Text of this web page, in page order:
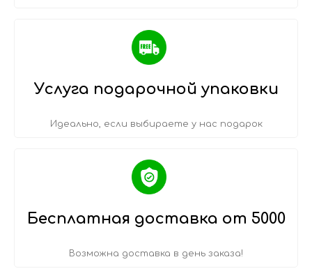
Услуга подарочной упаковки
Идеально, если выбираете у нас подарок
Бесплатная доставка от 5000
Возможна доставка в день заказа!